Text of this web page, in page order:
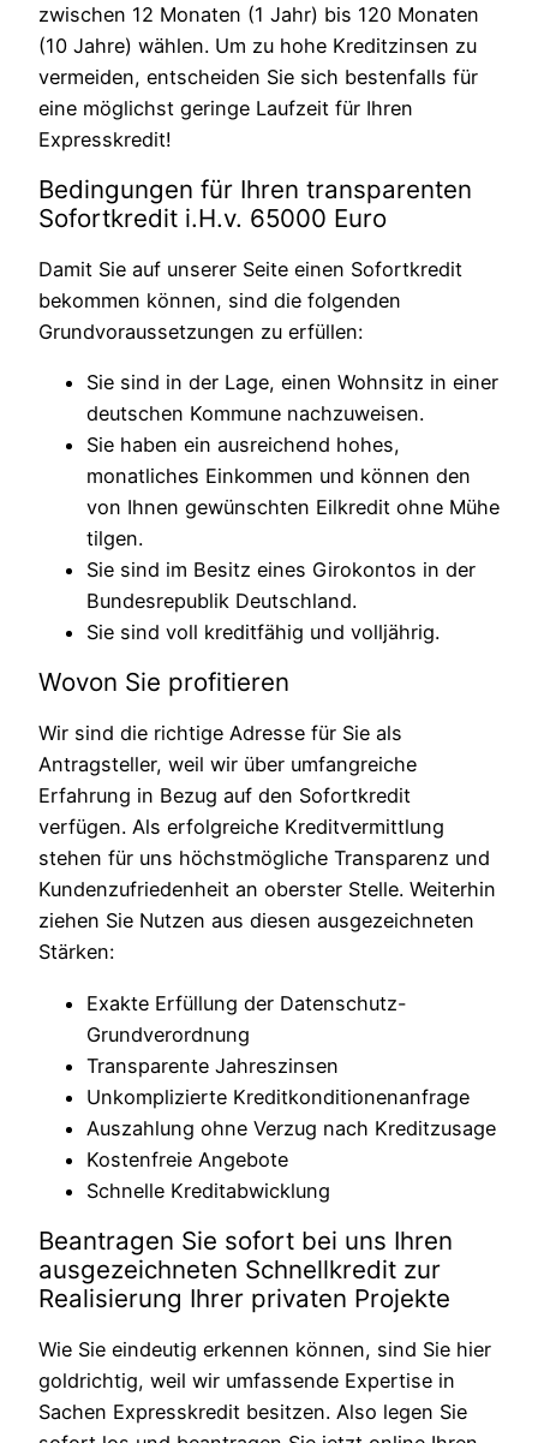
zwischen 12 Monaten (1 Jahr) bis 120 Monaten
(10 Jahre) wählen. Um zu hohe Kreditzinsen zu
vermeiden, entscheiden Sie sich bestenfalls für
eine möglichst geringe Laufzeit für Ihren
Expresskredit!
Bedingungen für Ihren transparenten
Sofortkredit i.H.v. 65000 Euro
Damit Sie auf unserer Seite einen Sofortkredit
bekommen können, sind die folgenden
Grundvoraussetzungen zu erfüllen:
Sie sind in der Lage, einen Wohnsitz in einer
deutschen Kommune nachzuweisen.
Sie haben ein ausreichend hohes,
monatliches Einkommen und können den
von Ihnen gewünschten Eilkredit ohne Mühe
tilgen.
Sie sind im Besitz eines Girokontos in der
Bundesrepublik Deutschland.
Sie sind voll kreditfähig und volljährig.
Wovon Sie profitieren
Wir sind die richtige Adresse für Sie als
Antragsteller, weil wir über umfangreiche
Erfahrung in Bezug auf den Sofortkredit
verfügen. Als erfolgreiche Kreditvermittlung
stehen für uns höchstmögliche Transparenz und
Kundenzufriedenheit an oberster Stelle. Weiterhin
ziehen Sie Nutzen aus diesen ausgezeichneten
Stärken:
Exakte Erfüllung der Datenschutz-
Grundverordnung
Transparente Jahreszinsen
Unkomplizierte Kreditkonditionenanfrage
Auszahlung ohne Verzug nach Kreditzusage
Kostenfreie Angebote
Schnelle Kreditabwicklung
Beantragen Sie sofort bei uns Ihren
ausgezeichneten Schnellkredit zur
Realisierung Ihrer privaten Projekte
Wie Sie eindeutig erkennen können, sind Sie hier
goldrichtig, weil wir umfassende Expertise in
Sachen Expresskredit besitzen. Also legen Sie